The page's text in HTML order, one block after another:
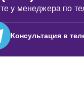
у менеджера по
Консультация в